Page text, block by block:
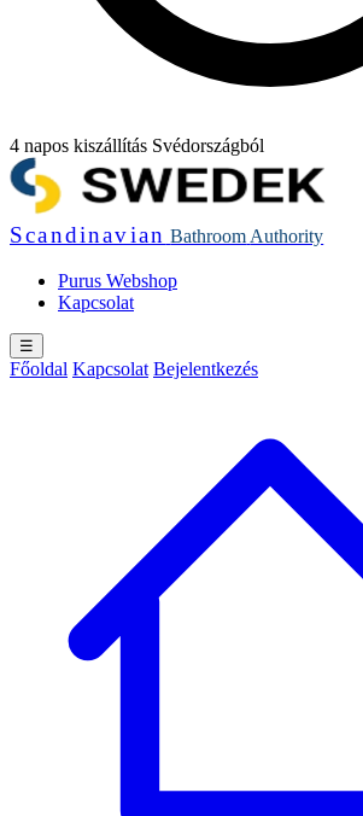
4 napos kiszállítás Svédországból
Scandinavian Bathroom Authority
Purus Webshop
Kapcsolat
☰
Főoldal Kapcsolat Bejelentkezés